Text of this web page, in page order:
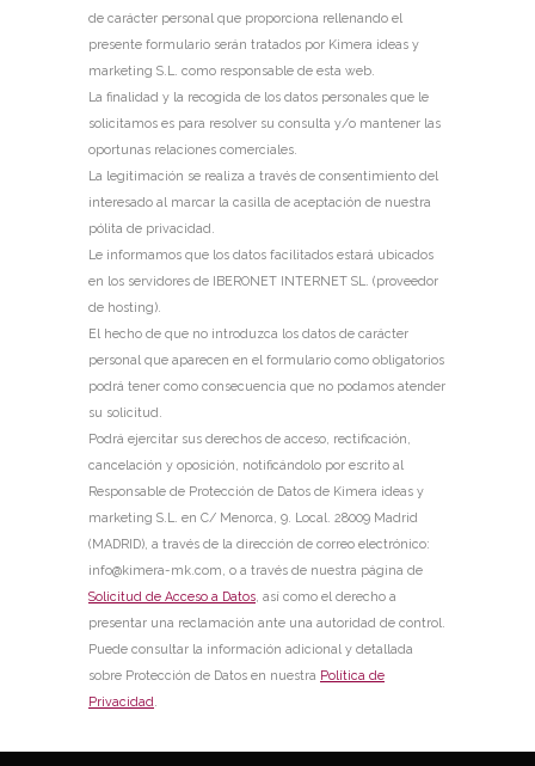
de carácter personal que proporciona rellenando el
presente formulario serán tratados por Kimera ideas y
marketing S.L. como responsable de esta web.
La finalidad y la recogida de los datos personales que le
solicitamos es para resolver su consulta y/o mantener las
oportunas relaciones comerciales.
La legitimación se realiza a través de consentimiento del
interesado al marcar la casilla de aceptación de nuestra
pólita de privacidad.
Le informamos que los datos facilitados estará ubicados
en los servidores de IBERONET INTERNET SL. (proveedor
de hosting).
El hecho de que no introduzca los datos de carácter
personal que aparecen en el formulario como obligatorios
podrá tener como consecuencia que no podamos atender
su solicitud.
Podrá ejercitar sus derechos de acceso, rectificación,
cancelación y oposición, notificándolo por escrito al
Responsable de Protección de Datos de Kimera ideas y
marketing S.L. en C/ Menorca, 9. Local. 28009 Madrid
(MADRID), a través de la dirección de correo electrónico:
info@kimera-mk.com, o a través de nuestra página de
Solicitud de Acceso a Datos , así como el derecho a
presentar una reclamación ante una autoridad de control.
Puede consultar la información adicional y detallada
sobre Protección de Datos en nuestra Política de
Privacidad